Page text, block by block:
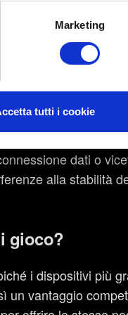
metro,
con i nostri partner.
nel menu
Marketing
tutti i cookie
nelle
di riferimento
è
a controllare lo
dati o
alla stabilità
gioco?
i dispositivi più
un vantaggio